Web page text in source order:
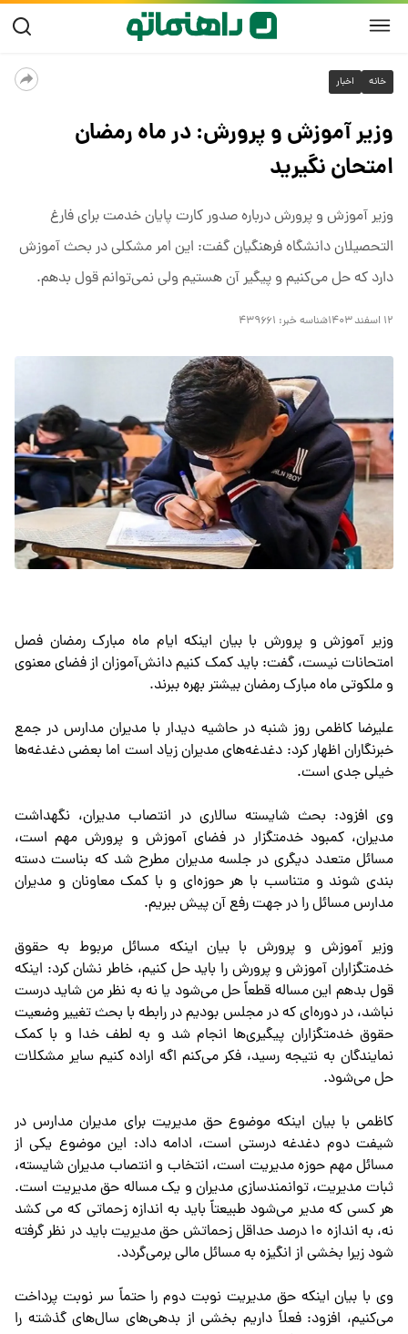
خانه اخبار
وزیر آموزش و پرورش: در ماه رمضان
امتحان نگیرید
وزیر آموزش و پرورش درباره صدور کارت پایان خدمت برای فارغ
التحصیلان دانشگاه فرهنگیان گفت: این امر مشکلی در بحث آموزش
دارد که حل می‌کنیم و پیگیر آن هستیم ولی نمی‌توانم قول بدهم.
۱۲ اسفند ۱۴۰۳ شناسه خبر: ۴۳۹۶۶۱
وزیر آموزش و پرورش با بیان اینکه ایام ماه مبارک رمضان فصل
امتحانات نیست، گفت: باید کمک کنیم دانش‌آموزان از فضای معنوی
و ملکوتی ماه مبارک رمضان بیشتر بهره ببرند.
علیرضا کاظمی روز شنبه در حاشیه دیدار با مدیران مدارس در جمع
خبرنگاران اظهار کرد: دغدغه‌های مدیران زیاد است اما بعضی دغدغه‌ها
خیلی جدی است.
وی افزود: بحث شایسته سالاری در انتصاب مدیران، نگهداشت
مدیران، کمبود خدمتگزار در فضای آموزش و پرورش مهم است،
مسائل متعدد دیگری در جلسه مدیران مطرح شد که بناست دسته
بندی شوند و متناسب با هر حوزه‌ای و با کمک معاونان و مدیران
مدارس مسائل را در جهت رفع آن پیش ببریم.
وزیر آموزش و پرورش با بیان اینکه مسائل مربوط به حقوق
خدمتگزاران آموزش و پرورش را باید حل کنیم، خاطر نشان کرد: اینکه
قول بدهم این مساله قطعاً حل می‌شود یا نه به نظر من شاید درست
نباشد، در دوره‌ای که در مجلس بودیم در رابطه با بحث تغییر وضعیت
حقوق خدمتگزاران پیگیری‌ها انجام شد و به لطف خدا و با کمک
نمایندگان به نتیجه رسید، فکر می‌کنم اگه اراده کنیم سایر مشکلات
حل می‌شود.
کاظمی با بیان اینکه موضوع حق مدیریت برای مدیران مدارس در
شیفت دوم دغدغه درستی است، ادامه داد: این موضوع یکی از
مسائل مهم حوزه مدیریت است، انتخاب و انتصاب مدیران شایسته،
ثبات مدیریت، توانمندسازی مدیران و یک مساله حق مدیریت است.
هر کسی که مدیر می‌شود طبیعتاً باید به اندازه زحماتی که می کشد
نه، به اندازه ۱۰ درصد حداقل زحماتش حق مدیریت باید در نظر گرفته
شود زیرا بخشی از انگیزه به مسائل مالی برمی‌گردد.
وی با بیان اینکه حق مدیریت نوبت دوم را حتماً سر نوبت پرداخت
می‌کنیم، افزود: فعلاً داریم بخشی از بدهی‌های سال‌های گذشته را